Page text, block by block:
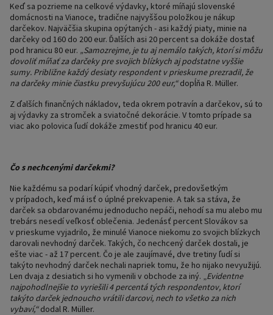
Keď sa pozrieme na celkové výdavky, ktoré míňajú slovenské
domácnosti na Vianoce, tradične najvyššou položkou je nákup
darčekov. Najväčšia skupina opýtaných - asi každý piaty, minie na
darčeky od 160 do 200 eur. Ďalších asi 20 percent sa dokáže dostať
pod hranicu 80 eur. „Samozrejme, je tu aj nemálo takých, ktorí si môžu
dovoliť míňať za darčeky pre svojich blízkych aj podstatne vyššie
sumy. Približne každý desiaty respondent v prieskume prezradil, že
na darčeky minie čiastku prevyšujúcu 200 eur,“dopĺňa R. Müller.
Z ďalších finančných nákladov, teda okrem potravín a darčekov, sú to
aj výdavky za stromček a sviatočné dekorácie. V tomto prípade sa
viac ako polovica ľudí dokáže zmestiť pod hranicu 40 eur.
Čo s nechcenými darčekmi?
Nie každému sa podarí kúpiť vhodný darček, predovšetkým
v prípadoch, keď má isť o úplné prekvapenie. A tak sa stáva, že
darček sa obdarovanému jednoducho nepáči, nehodí sa mu alebo mu
trebárs nesedí veľkosť oblečenia. Jedenásť percent Slovákov sa
v prieskume vyjadrilo, že minulé Vianoce niekomu zo svojich blízkych
darovali nevhodný darček. Takých, čo nechcený darček dostali, je
ešte viac - až 17 percent. Čo je ale zaujímavé, dve tretiny ľudí si
takýto nevhodný darček nechali napriek tomu, že ho nijako nevyužijú.
Len dvaja z desiatich si ho vymenili v obchode za iný. „Evidentne
najpohodlnejšie to vyriešili 4 percentá tých respondentov, ktorí
takýto darček jednoucho vrátili darcovi, nech to všetko za nich
vybaví,“dodal R. Müller.